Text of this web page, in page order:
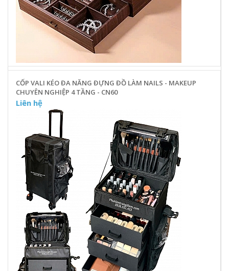
CỐP VALI KÉO ĐA NĂNG ĐỰNG ĐỒ LÀM NAILS - MAKEUP
CHUYÊN NGHIỆP 4 TẦNG - CN60
Liên hệ